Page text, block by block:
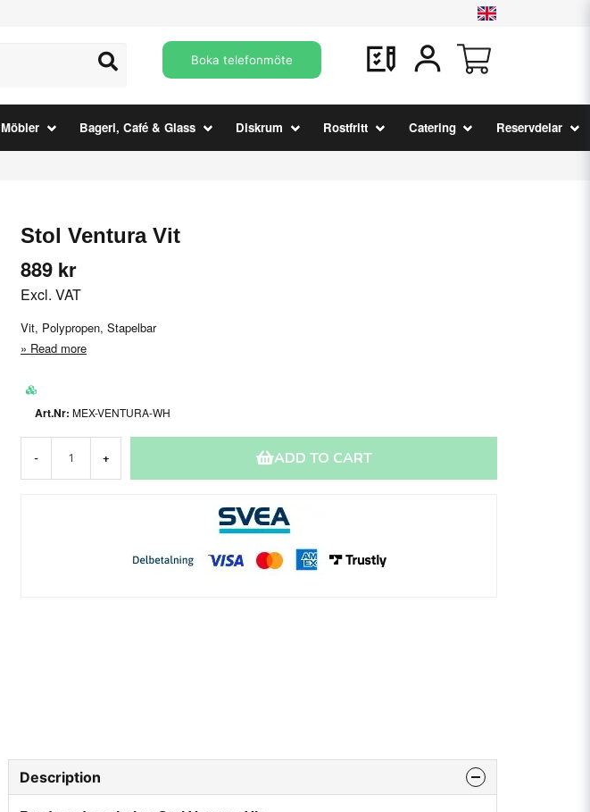
Boka telefonmöte
Möbler Bageri, Café & Glass Diskrum Rostfritt Catering Reservdelar
Stol Ventura Vit
889 kr
Excl. VAT
Vit, Polypropen, Stapelbar
Read more
MEX-VENTURA-WH
- + ADD TO CART
Description